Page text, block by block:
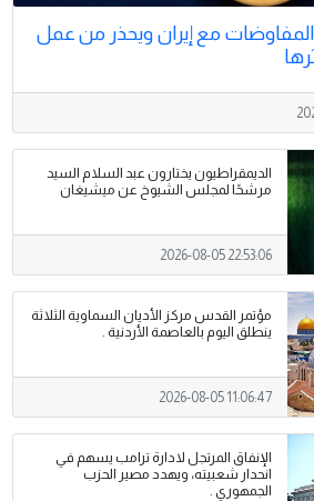
المفاوضات مع إيران ويحذر من عمل
الديمقراطيون يختارون عبد السلام السيد
مرشحًا لمجلس الشيوخ عن ميشيغان
2026-08-05 22:53:06
مؤتمر القدس مركز الأديان السماوية الثلاثة
ينطلق اليوم بالعاصمة الأردنية .
2026-08-05 11:06:47
الإنفاق المرتجل لادارة ترامب يسهم في
انحدار شعبيته، ويهدد مصير الحزب
الجمهوري .